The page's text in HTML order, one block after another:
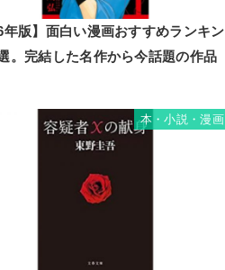
年版】面白い漫画おすすめランキン
。完結した名作から今話題の作品
本・小説・漫画